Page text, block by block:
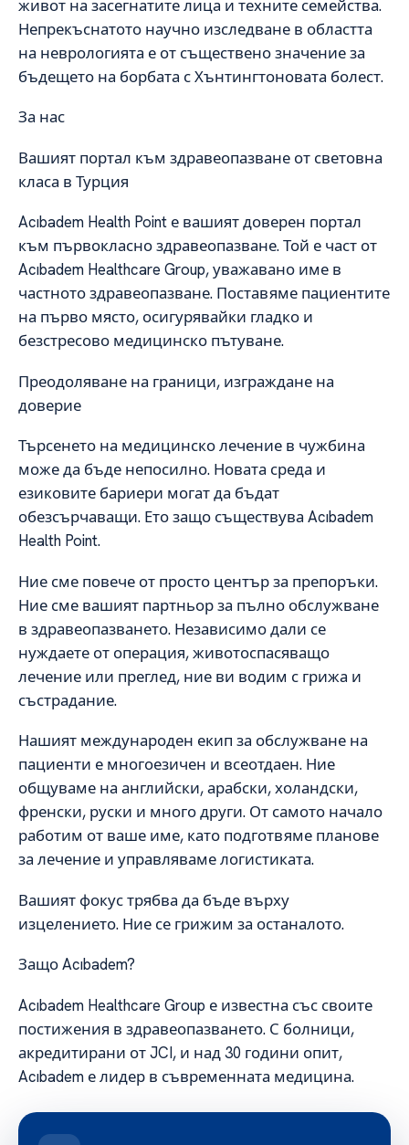
живот на засегнатите лица и техните семейства.
Непрекъснатото научно изследване в областта
на неврологията е от съществено значение за
бъдещето на борбата с Хънтингтоновата болест.
За нас
Вашият портал към здравеопазване от световна
класа в Турция
Acıbadem Health Point е вашият доверен портал
към първокласно здравеопазване. Той е част от
Acıbadem Healthcare Group, уважавано име в
частното здравеопазване. Поставяме пациентите
на първо място, осигурявайки гладко и
безстресово медицинско пътуване.
Преодоляване на граници, изграждане на
доверие
Търсенето на медицинско лечение в чужбина
може да бъде непосилно. Новата среда и
езиковите бариери могат да бъдат
обезсърчаващи. Ето защо съществува Acıbadem
Health Point.
Ние сме повече от просто център за препоръки.
Ние сме вашият партньор за пълно обслужване
в здравеопазването. Независимо дали се
нуждаете от операция, животоспасяващо
лечение или преглед, ние ви водим с грижа и
състрадание.
Нашият международен екип за обслужване на
пациенти е многоезичен и всеотдаен. Ние
общуваме на английски, арабски, холандски,
френски, руски и много други. От самото начало
работим от ваше име, като подготвяме планове
за лечение и управляваме логистиката.
Вашият фокус трябва да бъде върху
изцелението. Ние се грижим за останалото.
Защо Acıbadem?
Acıbadem Healthcare Group е известна със своите
постижения в здравеопазването. С болници,
акредитирани от JCI, и над 30 години опит,
Acıbadem е лидер в съвременната медицина.